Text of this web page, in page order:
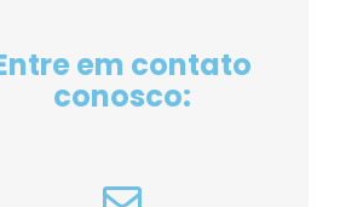
em contato
conosco: